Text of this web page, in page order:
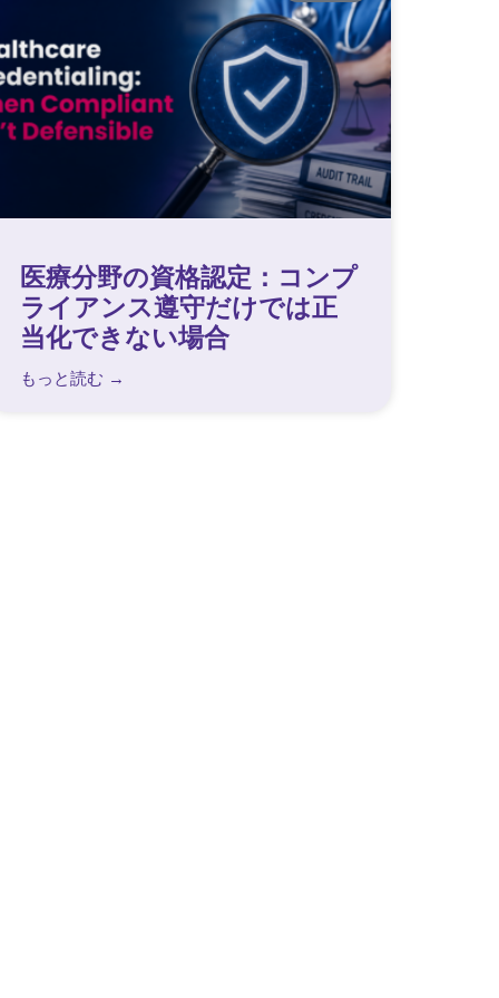
医療分野の資格認定：コンプ
ライアンス遵守だけでは正
当化できない場合
もっと読む →